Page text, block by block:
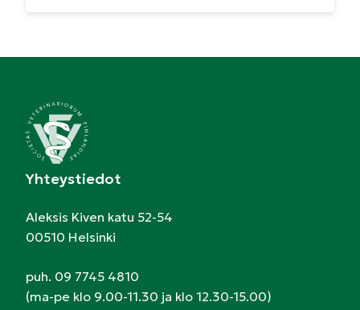
Yhteystiedot
Aleksis Kiven katu 52-54
00510 Helsinki
puh. 09 7745 4810
(ma-pe klo 9.00-11.30 ja klo 12.30-15.00)